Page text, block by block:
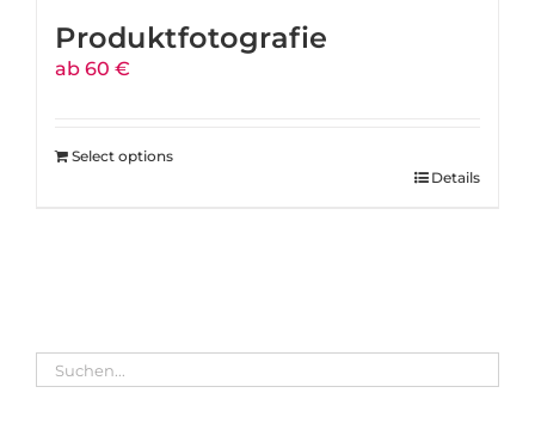
Produktfotografie
ab 60 €
Select options
Details